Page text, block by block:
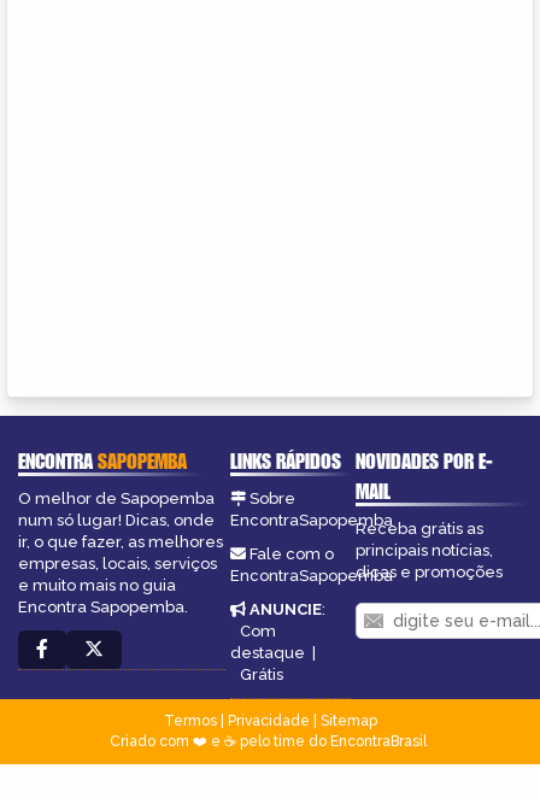
ENCONTRASAPOPEMBA
O melhor de Sapopemba
num só lugar! Dicas, onde
ir, o que fazer, as melhores
empresas, locais, serviços
e muito mais no guia
Encontra Sapopemba.
LINKS RÁPIDOS
Sobre
EncontraSapopemba
Fale com o
EncontraSapopemba
ANUNCIE:
Com
destaque |
Grátis
NOVIDADES POR E-
MAIL
Receba grátis as
principais notícias,
dicas e promoções
Termos| Privacidade
Sitemap
Criado com ❤️ e ☕ pelo time do EncontraBrasil